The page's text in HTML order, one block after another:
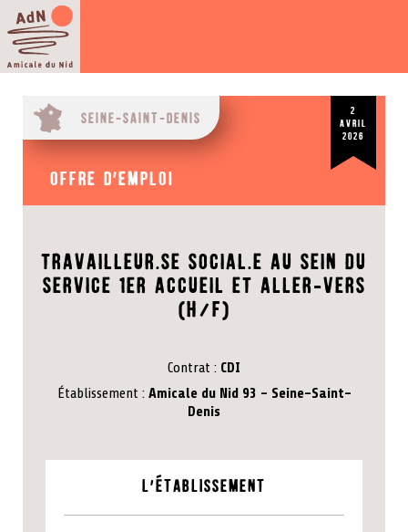
Offre d'emploi
Travailleur.se Social.e au sein du
service 1Er accueil et Aller-vers
(H/F)
2
avril
2026
Seine-Saint-Denis
Contrat
CDI
Établissement
Amicale du Nid 93 - Seine-Saint-
Denis
L'établissement